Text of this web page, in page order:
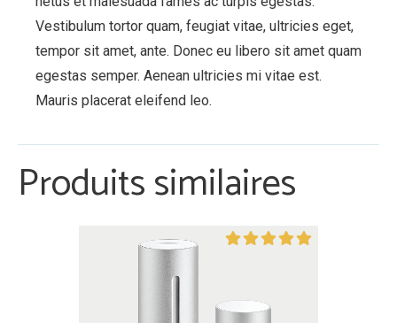
Vestibulum tortor quam, feugiat vitae, ultricies eget,
tempor sit amet, ante. Donec eu libero sit amet quam
egestas semper. Aenean ultricies mi vitae est.
Mauris placerat eleifend leo.
Produits similaires